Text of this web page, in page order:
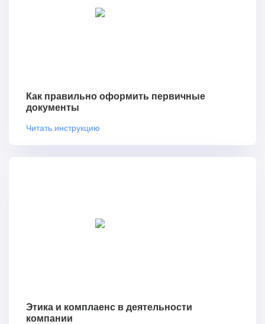
Как правильно оформить первичные
документы
Читать инструкцию
Этика и комплаенс в деятельности
компании